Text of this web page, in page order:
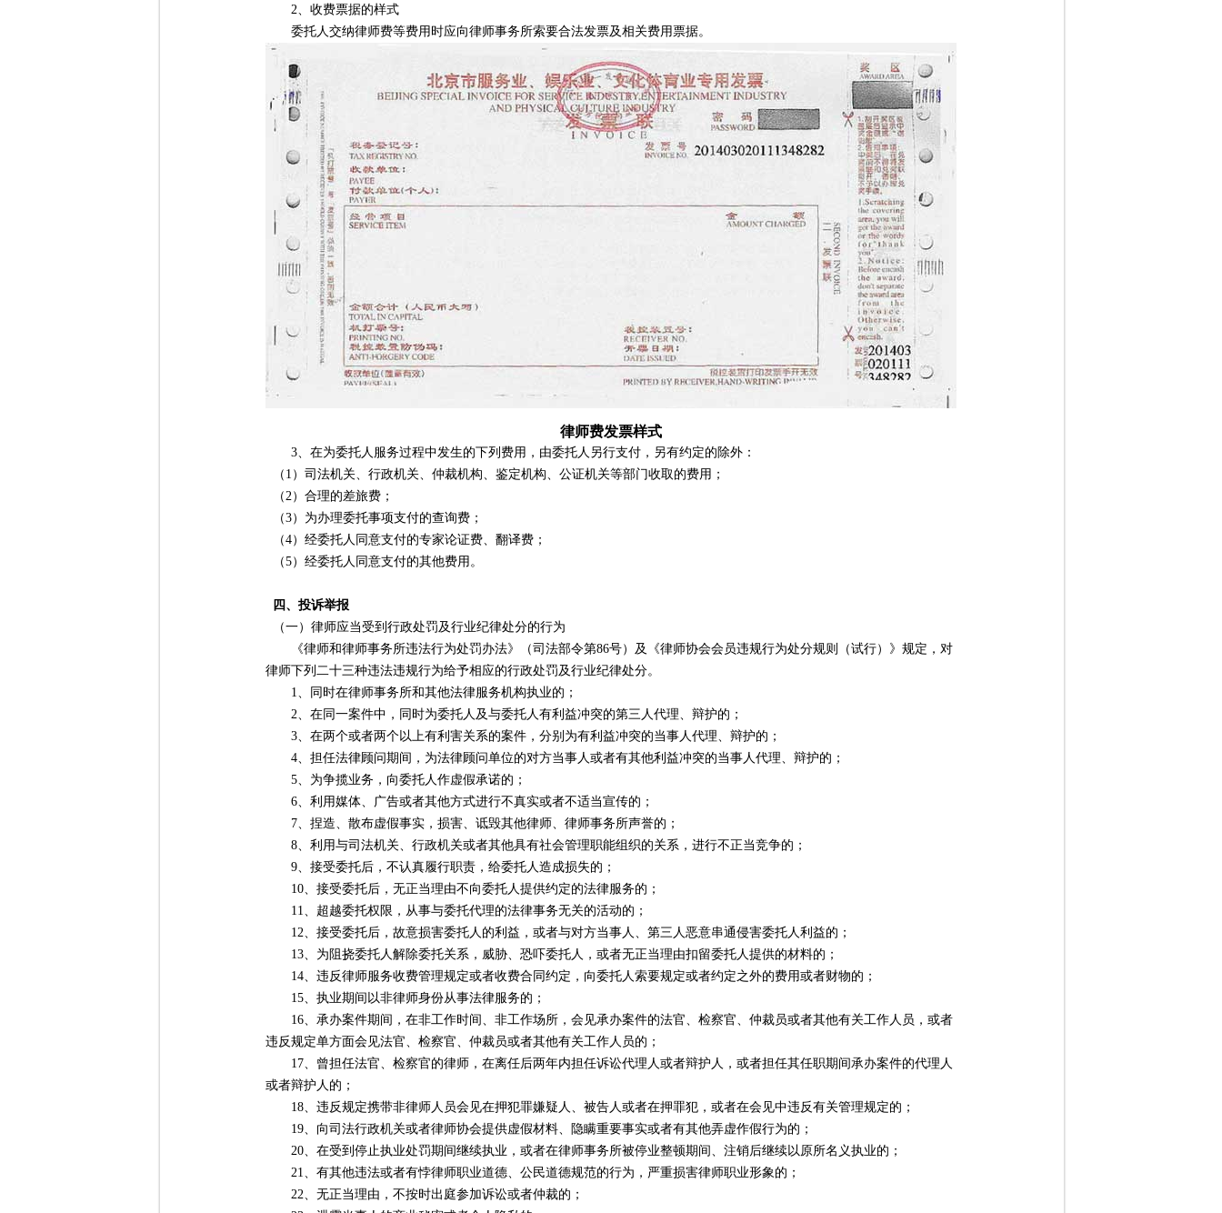
2、收费票据的样式
委托人交纳律师费等费用时应向律师事务所索要合法发票及相关费用票据。
律师费发票样式
3、在为委托人服务过程中发生的下列费用，由委托人另行支付，另有约定的除外：
（1）司法机关、行政机关、仲裁机构、鉴定机构、公证机关等部门收取的费用；
（2）合理的差旅费；
（3）为办理委托事项支付的查询费；
（4）经委托人同意支付的专家论证费、翻译费；
（5）经委托人同意支付的其他费用。
四、投诉举报
（一）律师应当受到行政处罚及行业纪律处分的行为
《律师和律师事务所违法行为处罚办法》（司法部令第86号）及《律师协会会员违规行为处分规则（试行）》规定，对
律师下列二十三种违法违规行为给予相应的行政处罚及行业纪律处分。
1、同时在律师事务所和其他法律服务机构执业的；
2、在同一案件中，同时为委托人及与委托人有利益冲突的第三人代理、辩护的；
3、在两个或者两个以上有利害关系的案件，分别为有利益冲突的当事人代理、辩护的；
4、担任法律顾问期间，为法律顾问单位的对方当事人或者有其他利益冲突的当事人代理、辩护的；
5、为争揽业务，向委托人作虚假承诺的；
6、利用媒体、广告或者其他方式进行不真实或者不适当宣传的；
7、捏造、散布虚假事实，损害、诋毁其他律师、律师事务所声誉的；
8、利用与司法机关、行政机关或者其他具有社会管理职能组织的关系，进行不正当竞争的；
9、接受委托后，不认真履行职责，给委托人造成损失的；
10、接受委托后，无正当理由不向委托人提供约定的法律服务的；
11、超越委托权限，从事与委托代理的法律事务无关的活动的；
12、接受委托后，故意损害委托人的利益，或者与对方当事人、第三人恶意串通侵害委托人利益的；
13、为阻挠委托人解除委托关系，威胁、恐吓委托人，或者无正当理由扣留委托人提供的材料的；
14、违反律师服务收费管理规定或者收费合同约定，向委托人索要规定或者约定之外的费用或者财物的；
15、执业期间以非律师身份从事法律服务的；
16、承办案件期间，在非工作时间、非工作场所，会见承办案件的法官、检察官、仲裁员或者其他有关工作人员，或者
违反规定单方面会见法官、检察官、仲裁员或者其他有关工作人员的；
17、曾担任法官、检察官的律师，在离任后两年内担任诉讼代理人或者辩护人，或者担任其任职期间承办案件的代理人
或者辩护人的；
18、违反规定携带非律师人员会见在押犯罪嫌疑人、被告人或者在押罪犯，或者在会见中违反有关管理规定的；
19、向司法行政机关或者律师协会提供虚假材料、隐瞒重要事实或者有其他弄虚作假行为的；
20、在受到停止执业处罚期间继续执业，或者在律师事务所被停业整顿期间、注销后继续以原所名义执业的；
21、有其他违法或者有悖律师职业道德、公民道德规范的行为，严重损害律师职业形象的；
22、无正当理由，不按时出庭参加诉讼或者仲裁的；